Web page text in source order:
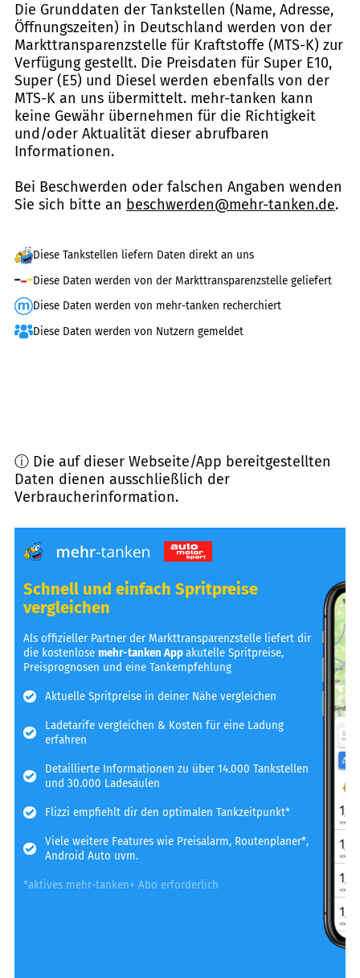
Die Grunddaten der Tankstellen (Name, Adresse,
Öffnungszeiten) in Deutschland werden von der
Markttransparenzstelle für Kraftstoffe (MTS-K) zur
Verfügung gestellt. Die Preisdaten für Super E10,
Super (E5) und Diesel werden ebenfalls von der
MTS-K an uns übermittelt. mehr-tanken kann
keine Gewähr übernehmen für die Richtigkeit
und/oder Aktualität dieser abrufbaren
Informationen.
Bei Beschwerden oder falschen Angaben wenden
Sie sich bitte an beschwerden@mehr-tanken.de.
Diese Tankstellen liefern Daten direkt an uns
Diese Daten werden von der Markttransparenzstelle geliefert
Diese Daten werden von mehr-tanken recherchiert
Diese Daten werden von Nutzern gemeldet
ⓘ Die auf dieser Webseite/App bereitgestellten
Daten dienen ausschließlich der
Verbraucherinformation.
Schnell und einfach Spritpreise
vergleichen
Als offizieller Partner der Markttransparenzstelle liefert dir
die kostenlosemehr-tanken Appakutelle Spritpreise,
Preisprognosen und eine Tankempfehlung
Aktuelle Spritpreise in deiner Nähe vergleichen
Ladetarife vergleichen & Kosten für eine Ladung
erfahren
Detaillierte Informationen zu über 14.000 Tankstellen
und 30.000 Ladesäulen
Flizzi empfiehlt dir den optimalen Tankzeitpunkt*
Viele weitere Features wie Preisalarm, Routenplaner*,
Android Auto uvm.
*aktives mehr-tanken+ Abo erforderlich